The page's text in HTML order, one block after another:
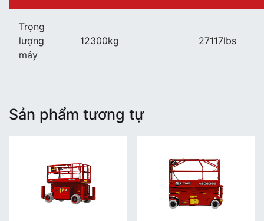
Trọng
lượng
máy
12300kg 27117lbs
Sản phẩm tương tự